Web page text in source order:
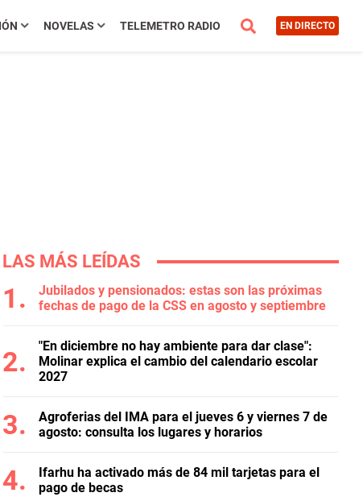
NOVELAS TELEMETRO RADIO EN DIRECTO
LAS MÁS LEÍDAS
Jubilados y pensionados: estas son las próximas
fechas de pago de la CSS en agosto y septiembre
"En diciembre no hay ambiente para dar clase":
Molinar explica el cambio del calendario escolar
2027
Agroferias del IMA para el jueves 6 y viernes 7 de
agosto: consulta los lugares y horarios
Ifarhu ha activado más de 84 mil tarjetas para el
pago de becas